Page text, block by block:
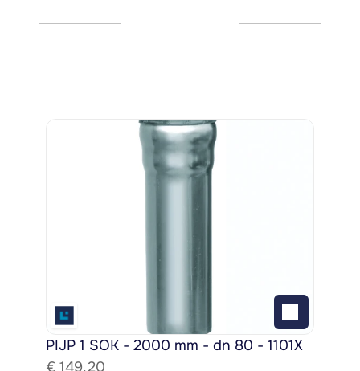
PIJP 1 SOK - 2000 mm - dn 80 - 1101X
€ 149.20